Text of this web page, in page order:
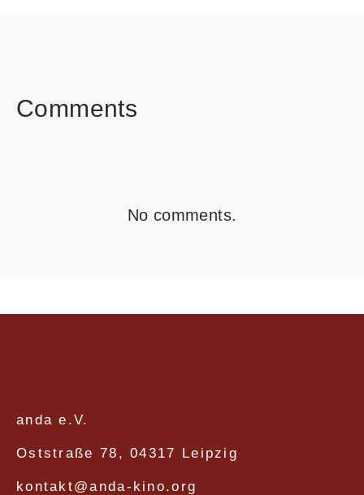
Comments
No comments.
anda e.V.
Oststraße 78, 04317 Leipzig
kontakt@anda-kino.org